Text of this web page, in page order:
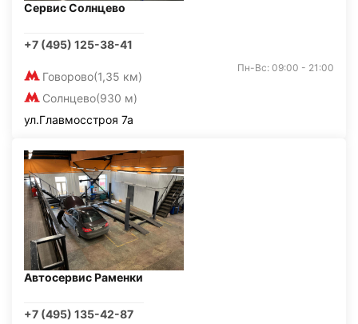
Сервис Солнцево
+7 (495) 125-38-41
Говорово(1,35 км)
Солнцево(930 м)
Пн-Вс: 09:00 - 21:00
ул.Главмосстроя 7а
Автосервис Раменки
+7 (495) 135-42-87